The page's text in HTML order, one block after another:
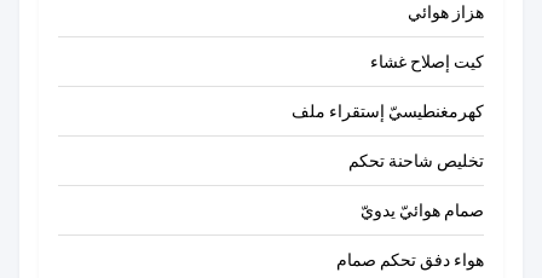
هزاز هوائي
كيت إصلاح غشاء
كهرمغنطيسيّ إستقراء ملف
تخليص شاحنة تحكم
صمام هوائيّ يدويّ
هواء دفق تحكم صمام